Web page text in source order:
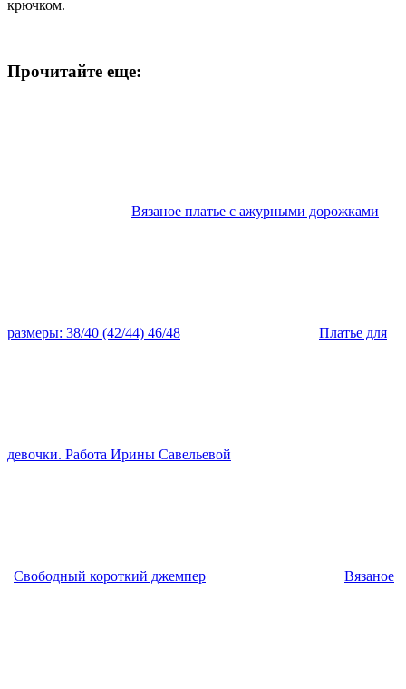
крючком.
Прочитайте еще:
Вязаное платье с ажурными дорожками
размеры: 38/40 (42/44) 46/48 Платье для
девочки. Работа Ирины Савельевой
Свободный короткий джемпер Вязаное